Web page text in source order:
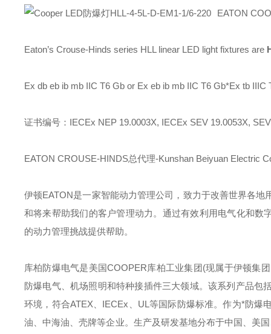
EATON
Eaton’s Crouse-Hinds series HLL linear LED light fixtures are
Ex db eb ib mb IIC T6 Gb or Ex eb ib mb IIC T6 Gb*Ex tb IIIC
证书编号：IECEx NEP 19.0003X, IECEx SEV 19.0053X,
EATON CROUSE-HINDS总代理-Kunshan Beiyuan Electric
伊顿EATON是一家智能动力管理公司，致力于改善世界各
和将来帮助我们的客户管理动力。通过有效利用电气化和
的动力管理挑战提供帮助。
库柏防爆电气是美国COOPER库柏工业集团(现属于伊顿集
防爆电气、机场照明和特种接插件三大领域。该系列产品包
环境，符合ATEX IECEx UL 等国际防爆标准。作为*防爆
油、中海油、壳牌等企业。生产及研发基地分布于中国、美